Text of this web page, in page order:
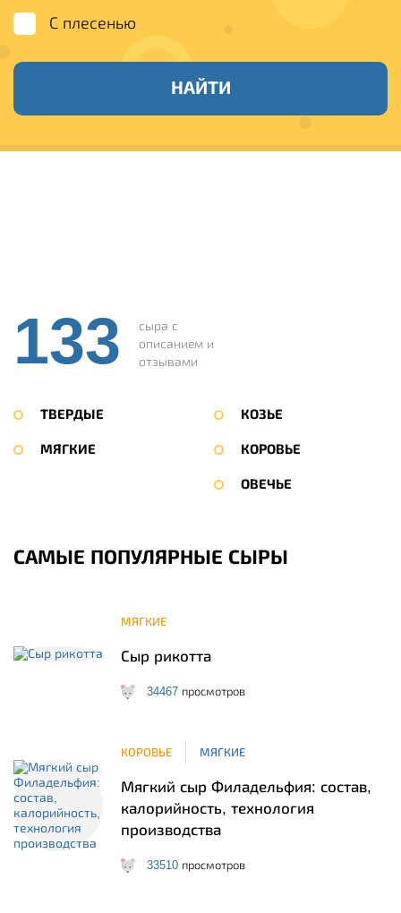
С плесенью
НАЙТИ
133
сыра с
описанием и
отзывами
ТВЕРДЫЕ
МЯГКИЕ
КОЗЬЕ
КОРОВЬЕ
ОВЕЧЬЕ
САМЫЕ ПОПУЛЯРНЫЕ СЫРЫ
МЯГКИЕ
Сыр рикотта
34467 просмотров
КОРОВЬЕ МЯГКИЕ
Мягкий сыр Филадельфия: состав,
калорийность, технология
производства
33510 просмотров